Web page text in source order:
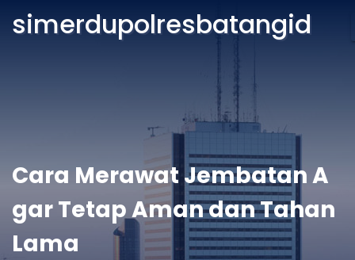
simerdupolresbatangid
Cara Merawat Jembatan A
gar Tetap Aman dan Tahan
Lama